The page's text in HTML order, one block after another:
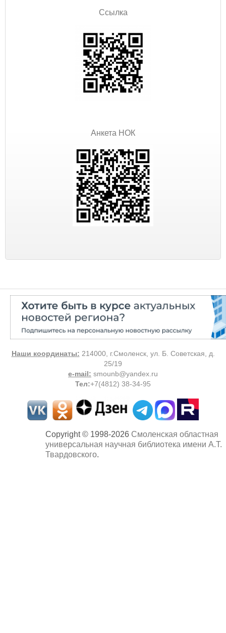
Ссылка
Анкета НОК
Наши координаты: 214000, г.Смоленск, ул. Б. Советская, д.
25/19
e-mail: smounb@yandex.ru
Тел:+7(4812) 38-34-95
Copyright © 1998-2026 Смоленская областная
универсальная научная библиотека имени А.Т.
Твардовского.